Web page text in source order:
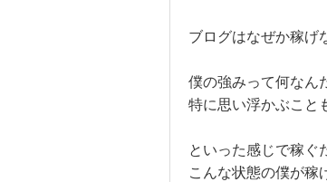
ブログはなぜか稼げ
僕の強みって何なん
特に思い浮かぶこと
といった感じで稼ぐ
こんな状態の僕が稼